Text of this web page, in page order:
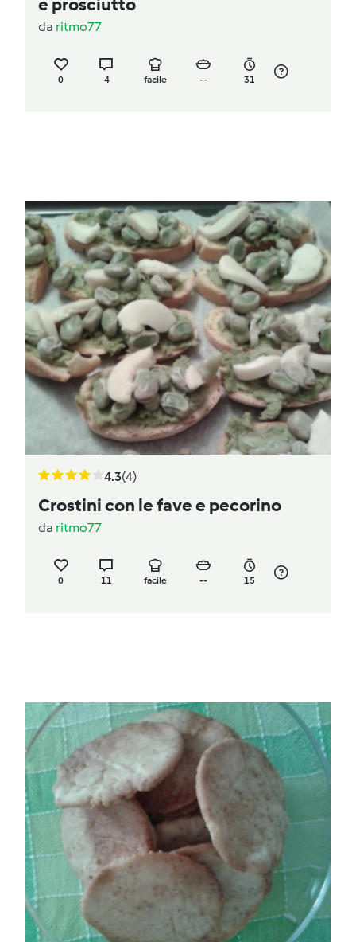
e prosciutto
da ritmo77
0 4 facile -- 31
4.3(4)
Crostini con le fave e pecorino
da ritmo77
0 11 facile -- 15